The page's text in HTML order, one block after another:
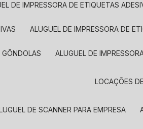
DE IMPRESSORA DE ETIQUETAS
ALUGUEL DE IMPRESSORA DE
GÔNDOLAS ALUGUEL DE
LOCAÇÕES
DE SCANNER PARA EMPRESA